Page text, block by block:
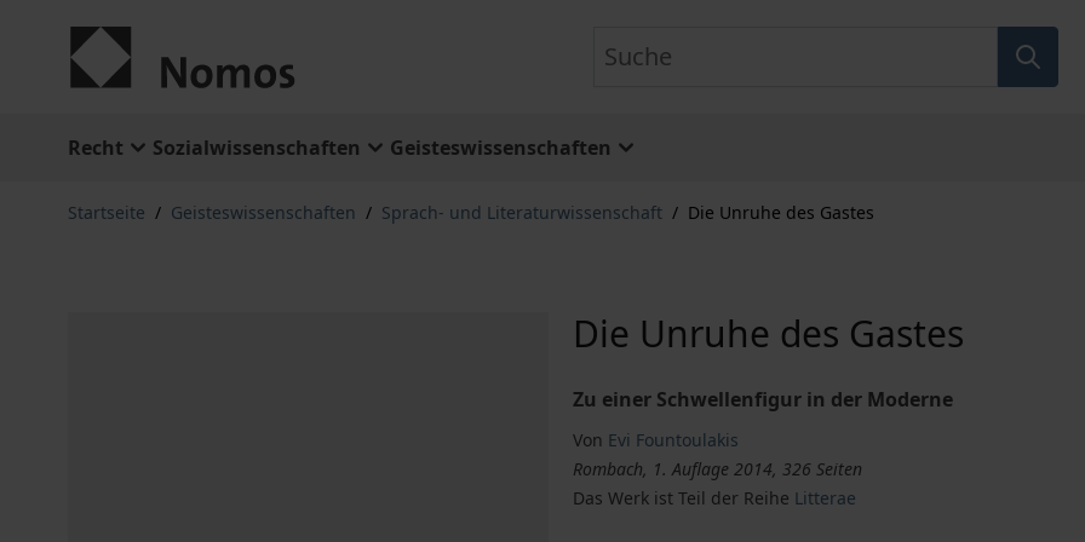
Recht Sozialwissenschaften Geisteswissenschaften
Startseite / Geisteswissenschaften / Sprach- und Literaturwissenschaft / Die Unruhe des Gastes
Die Unruhe des Gastes
Zu einer Schwellenfigur in der Moderne
Von Evi Fountoulakis
Rombach, 1. Auflage 2014, 326 Seiten
Das Werk ist Teil der Reihe Litterae